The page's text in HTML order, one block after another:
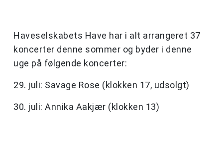
Haveselskabets Have har i alt arrangeret 37
koncerter denne sommer og byder i denne
uge på følgende koncerter:
29. juli: Savage Rose (klokken 17, udsolgt)
30. juli: Annika Aakjær (klokken 13)